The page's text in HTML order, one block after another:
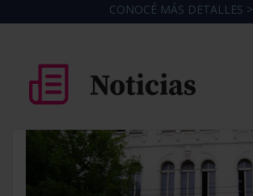
CONOCÉ MÁS DETALLES >